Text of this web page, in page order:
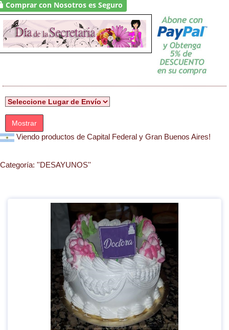
Comprar con Nosotros es Seguro
Mostrar
Viendo productos de Capital Federal y Gran Buenos Aires!
Categoría: ''DESAYUNOS''